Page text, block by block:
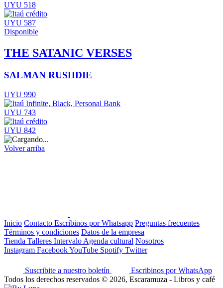
UYU 518
UYU 587
Disponible
THE SATANIC VERSES
SALMAN RUSHDIE
UYU 990
UYU 743
UYU 842
Volver arriba
Inicio Contacto Escribinos por Whatsapp Preguntas frecuentes
Términos y condiciones Datos de la empresa
Tienda Talleres Intervalo Agenda cultural Nosotros
Instagram FacebookYouTube Spotify Twitter
Suscribite a nuestro boletín
Escribinos por WhatsApp
Todos los derechos reservados © 2026, Escaramuza - Libros y café